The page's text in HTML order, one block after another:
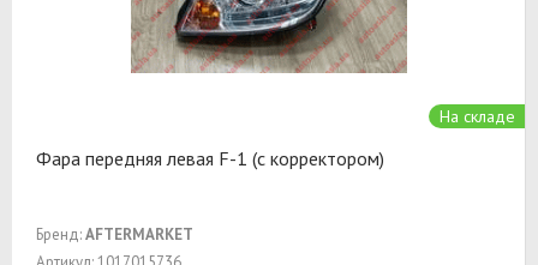
На складе
Фара передняя левая F-1 (c корректором)
Бренд:AFTERMARKET